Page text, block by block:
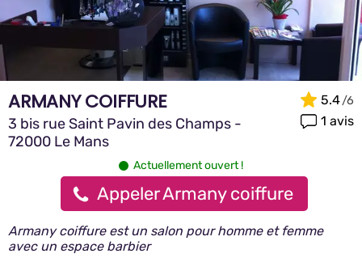
ARMANY COIFFURE
3 bis rue Saint Pavin des Champs -
72000 Le Mans
5.4
1 avis
Actuellement ouvert !
Appeler Armany coiffure
Armany coiffure est un salon pour homme et femme
avec un espace barbier